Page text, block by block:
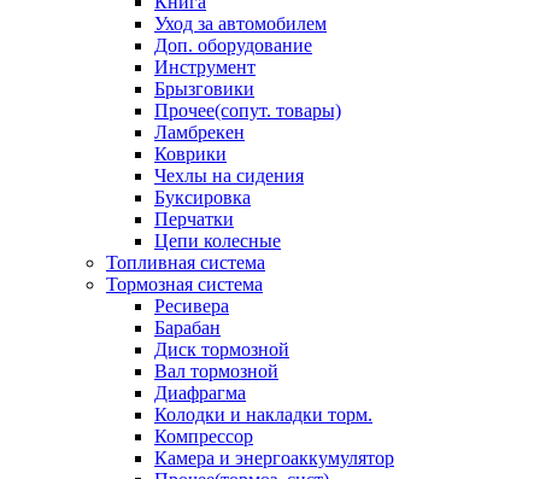
Уход за автомобилем
Доп. оборудование
Инструмент
Брызговики
Прочее(сопут. товары)
Ламбрекен
Коврики
Чехлы на сидения
Буксировка
Перчатки
Цепи колесные
Топливная система
Тормозная система
Ресивера
Барабан
Диск тормозной
Вал тормозной
Диафрагма
Колодки и накладки торм.
Компрессор
Камера и энергоаккумулятор